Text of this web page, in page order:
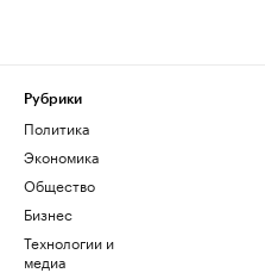
Рубрики
Политика
Экономика
Общество
Бизнес
Технологии и
медиа